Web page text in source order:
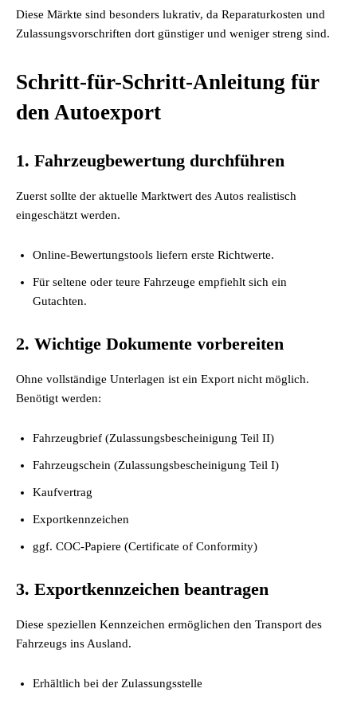
Diese Märkte sind besonders lukrativ, da Reparaturkosten und
Zulassungsvorschriften dort günstiger und weniger streng sind.
Schritt-für-Schritt-Anleitung für
den Autoexport
1. Fahrzeugbewertung durchführen
Zuerst sollte der aktuelle Marktwert des Autos realistisch
eingeschätzt werden.
Online-Bewertungstools liefern erste Richtwerte.
Für seltene oder teure Fahrzeuge empfiehlt sich ein
Gutachten.
2. Wichtige Dokumente vorbereiten
Ohne vollständige Unterlagen ist ein Export nicht möglich.
Benötigt werden:
Fahrzeugbrief (Zulassungsbescheinigung Teil II)
Fahrzeugschein (Zulassungsbescheinigung Teil I)
Kaufvertrag
Exportkennzeichen
ggf. COC-Papiere (Certificate of Conformity)
3. Exportkennzeichen beantragen
Diese speziellen Kennzeichen ermöglichen den Transport des
Fahrzeugs ins Ausland.
Erhältlich bei der Zulassungsstelle